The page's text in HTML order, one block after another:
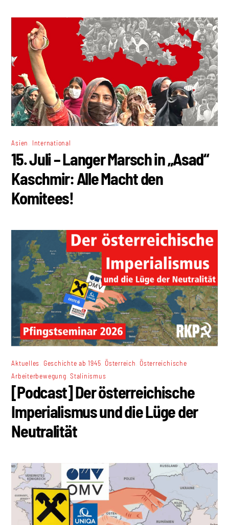
Asien International
15. Juli – Langer Marsch in „Asad“
Kaschmir: Alle Macht den
Komitees!
Aktuelles Geschichte ab 1945 Österreich Österreichische
Arbeiterbewegung ,Stalinismus
[Podcast] Der österreichische
Imperialismus und die Lüge der
Neutralität